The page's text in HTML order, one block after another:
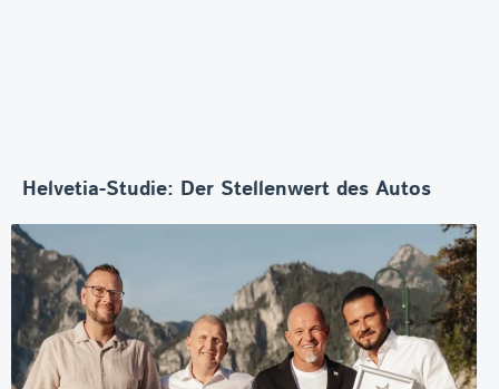
Helvetia-Studie: Der Stellenwert des Autos